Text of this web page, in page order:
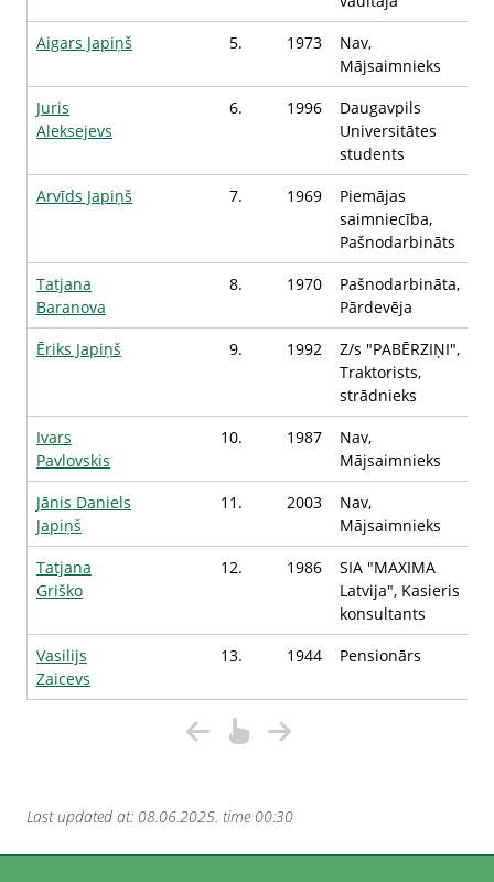
Aigars Japiņš
5. 1973
Nav,
Mājsaimnieks
Juris
Aleksejevs
6. 1996
Daugavpils
Universitātes
students
Arvīds Japiņš
7. 1969
Piemājas
saimniecība,
Pašnodarbināts
Tatjana
Baranova
8. 1970
Pašnodarbināta,
Pārdevēja
Ēriks Japiņš
9. 1992
Z/s "PABĒRZIŅI",
Traktorists,
strādnieks
Ivars
Pavlovskis
10. 1987
Nav,
Mājsaimnieks
Jānis Daniels
Japiņš
11. 2003
Nav,
Mājsaimnieks
Tatjana
Griško
12. 1986
SIA "MAXIMA
Latvija", Kasieris
konsultants
Vasilijs
Zaicevs
13. 1944 Pensionārs
Last updated at: 08.06.2025. time 00:30